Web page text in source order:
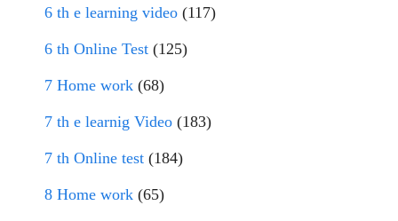
6 th e learning video (117)
6 th Online Test (125)
7 Home work (68)
7 th e learnig Video (183)
7 th Online test (184)
8 Home work (65)